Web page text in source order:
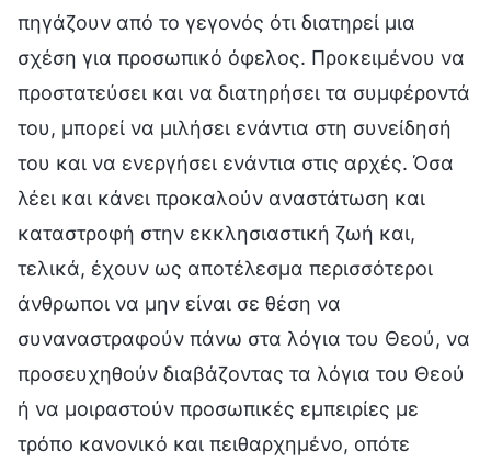
πηγάζουν από το γεγονός ότι διατηρεί μια
σχέση για προσωπικό όφελος. Προκειμένου να
προστατεύσει και να διατηρήσει τα συμφέροντά
του, μπορεί να μιλήσει ενάντια στη συνείδησή
του και να ενεργήσει ενάντια στις αρχές. Όσα
λέει και κάνει προκαλούν αναστάτωση και
καταστροφή στην εκκλησιαστική ζωή και,
τελικά, έχουν ως αποτέλεσμα περισσότεροι
άνθρωποι να μην είναι σε θέση να
συναναστραφούν πάνω στα λόγια του Θεού, να
προσευχηθούν διαβάζοντας τα λόγια του Θεού
ή να μοιραστούν προσωπικές εμπειρίες με
τρόπο κανονικό και πειθαρχημένο, οπότε